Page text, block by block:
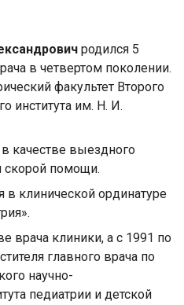
родился 5
в четвертом поколении.
факультет Второго
института им. Н. И.
в качестве выездного
скорой помощи.
в клинической ординатуре
врача клиники, а с 1991 по
главного врача по
научно-
педиатрии и детской